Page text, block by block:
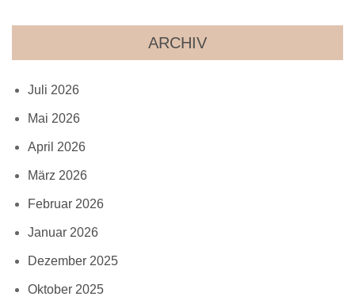
ARCHIV
Juli 2026
Mai 2026
April 2026
März 2026
Februar 2026
Januar 2026
Dezember 2025
Oktober 2025